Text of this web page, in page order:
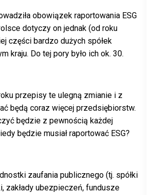
obowiązek raportowania ESG
dotyczy on jednak (od roku
części bardzo dużych spółek
kraju. Do tej pory było ich ok. 30.
przepisy te ulegną zmianie i z
będą coraz więcej przedsiębiorstw.
będzie z pewnością każdej
będzie musiał raportować ESG?
zaufania publicznego (tj. spółki
zakłady ubezpieczeń, fundusze